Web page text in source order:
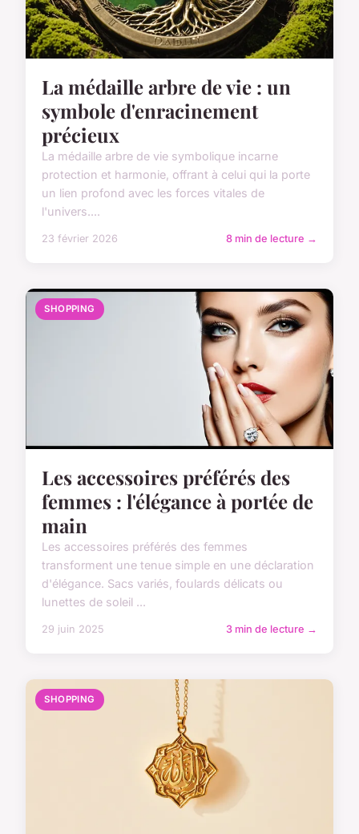
La médaille arbre de vie : un
symbole d'enracinement
précieux
La médaille arbre de vie symbolique incarne
protection et harmonie, offrant à celui qui la porte
un lien profond avec les forces vitales de
l'univers....
23 février 2026 8 min de lecture →
SHOPPING
Les accessoires préférés des
femmes : l'élégance à portée de
main
Les accessoires préférés des femmes
transforment une tenue simple en une déclaration
d'élégance. Sacs variés, foulards délicats ou
lunettes de soleil ...
29 juin 2025 3 min de lecture →
SHOPPING